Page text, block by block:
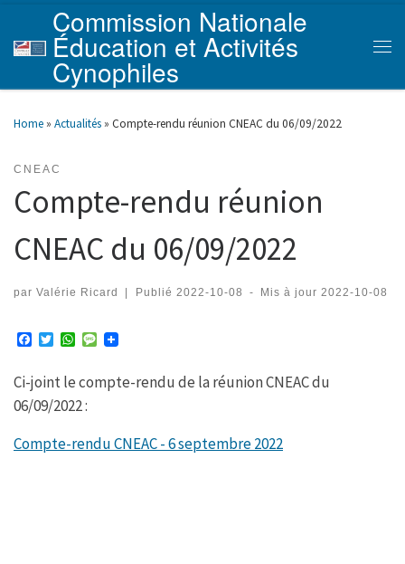
Skip to content
Commission Nationale
Éducation et Activités
Cynophiles
Home » Actualités » Compte-rendu réunion CNEAC du 06/09/2022
CNEAC
Compte-rendu réunion
CNEAC du 06/09/2022
par Valérie Ricard Publié 2022-10-08 - Mis à jour 2022-10-08
e
b
o
k
T
t
t
e
W
t
s
A
p
M
s
Ci-joint le compte-rendu de la réunion CNEAC du
06/09/2022 :
Compte-rendu CNEAC - 6 septembre 2022